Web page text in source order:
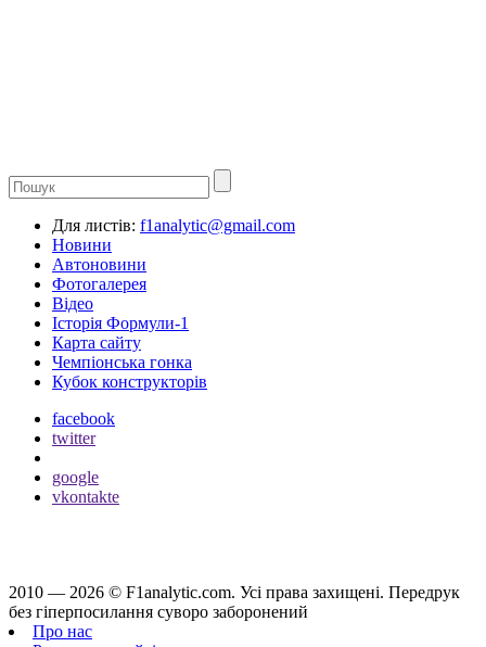
Для листів: f1analytic@gmail.com
Новини
Автоновини
Фотогалерея
Відео
Історія Формули-1
Карта сайту
Чемпіонська гонка
Кубок конструкторів
facebook
twitter
google
vkontakte
2010 — 2026 © F1analytic.com. Усi права захищенi. Передрук
без гіперпосилання суворо заборонений
Про нас